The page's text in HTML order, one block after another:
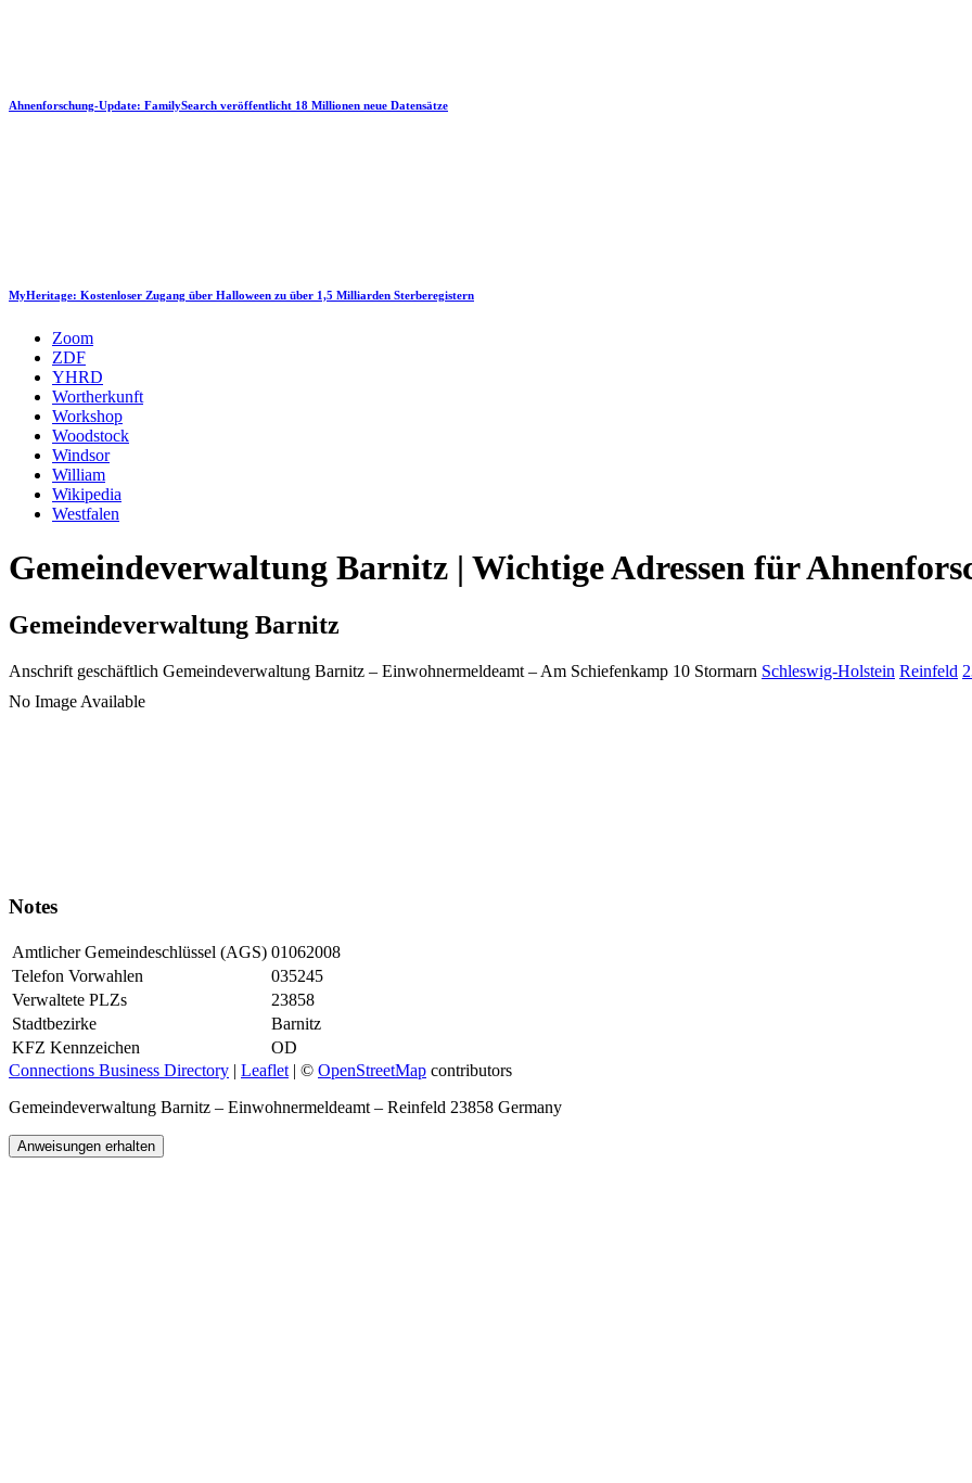
Ahnenforschung-Update: FamilySearch veröffentlicht 18 Millionen neue Datensätze
MyHeritage: Kostenloser Zugang über Halloween zu über 1,5 Milliarden Sterberegistern
Zoom
ZDF
YHRD
Wortherkunft
Workshop
Woodstock
Windsor
William
Wikipedia
Westfalen
Gemeindeverwaltung Barnitz | Wichtige Adressen für
Gemeindeverwaltung Barnitz
Anschrift geschäftlich Gemeindeverwaltung Barnitz – Einwohnermeldeamt – Am Schiefenkamp 10 Stormarn Schleswig-Holstein Reinfeld
No Image Available
Notes
Amtlicher Gemeindeschlüssel (AGS) 01062008
Telefon Vorwahlen
035245
Verwaltete PLZs
23858
Stadtbezirke
Barnitz
KFZ Kennzeichen
OD
Connections Business Directory | Leaflet | © OpenStreetMap contributors
Gemeindeverwaltung Barnitz – Einwohnermeldeamt – Reinfeld 23858 Germany
Anweisungen erhalten